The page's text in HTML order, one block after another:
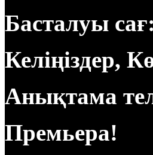
Басталуы
Келіңіздер,
Анықтама
Премьера!